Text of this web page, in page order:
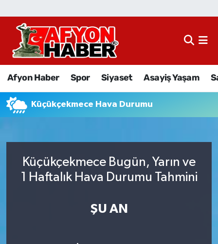
Afyon Haber Spor Siyaset Asayiş Yaşam
Küçükçekmece Hava Durumu
Küçükçekmece Bugün, Yarın ve
1 Haftalık Hava Durumu Tahmini
ŞU AN
Afyon Haber
Asayiş Yaşam
Eğitim